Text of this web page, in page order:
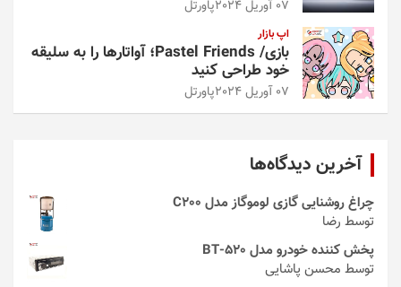
07 آوریل 2024 پاورتل
اپ بازار
بازی/ Pastel Friends؛ آواتارها را به سلیقه
خود طراحی کنید
07 آوریل 2024 پاورتل
آخرین دیدگاه‌ها
چراغ روشنایی گازی لوموگاز مدل C200
توسط رضا
پخش کننده خودرو مدل 520-BT
توسط محسن پاشایی